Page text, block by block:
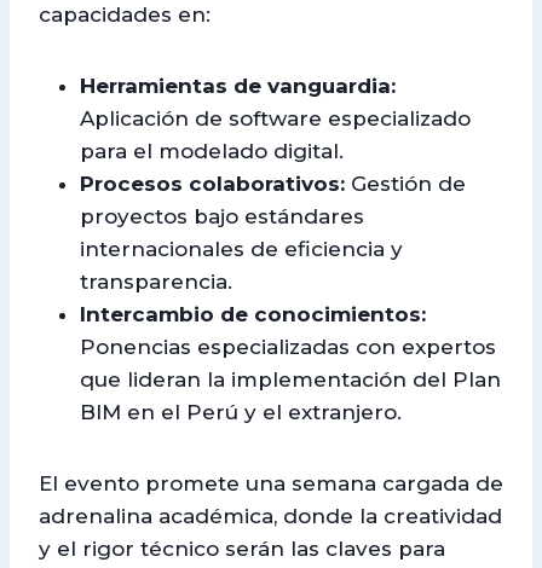
capacidades en:
Herramientas de vanguardia:
Aplicación de software especializado
para el modelado digital.
Procesos colaborativos: Gestión de
proyectos bajo estándares
internacionales de eficiencia y
transparencia.
Intercambio de conocimientos:
Ponencias especializadas con expertos
que lideran la implementación del Plan
BIM en el Perú y el extranjero.
El evento promete una semana cargada de
adrenalina académica, donde la creatividad
y el rigor técnico serán las claves para